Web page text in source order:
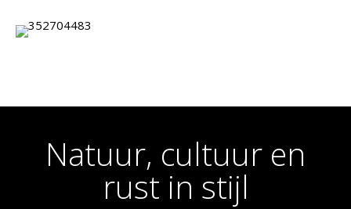
Natuur, cultuur en
rust in stijl